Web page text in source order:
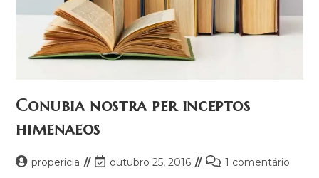
Conubia nostra per inceptos
himenaeos
propericia outubro 25, 2016 1 comentário